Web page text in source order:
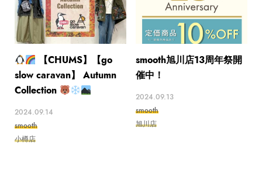
【CHUMS】【go
slow caravan】 Autumn
Collection
2024.09.14
smooth
小樽店
smooth旭川店13周年祭開
催中！
2024.09.13
smooth
旭川店